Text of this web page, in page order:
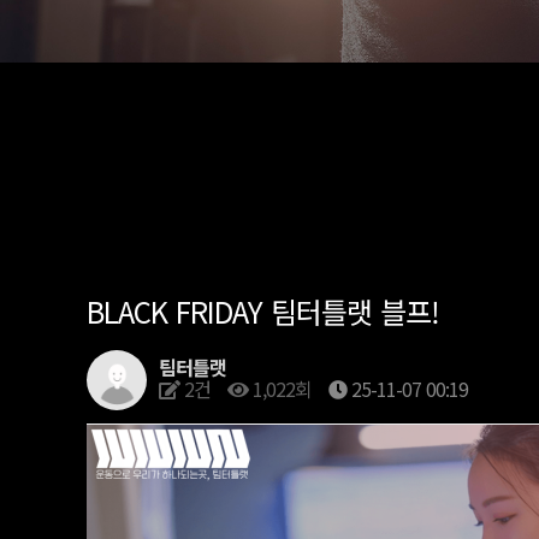
BLACK FRIDAY 팀터틀랫 블프!
팀터틀랫
2건 1,022회 25-11-07 00:19